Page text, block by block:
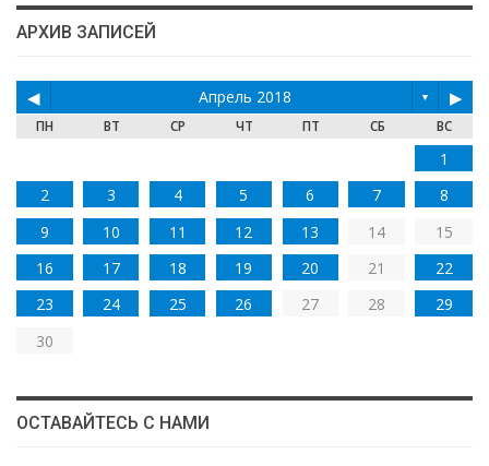
АРХИВ ЗАПИСЕЙ
◀ Апрель 2018 ▼ ▶
ПН ВТ СР ЧТ ПТ СБ ВС
1
2
3 4 5 6 7
8
9
10 11 12 13 14
15
16
17 18 19 20 21
22
23
24 25 26 27 28
29
30
ОСТАВАЙТЕСЬ С НАМИ